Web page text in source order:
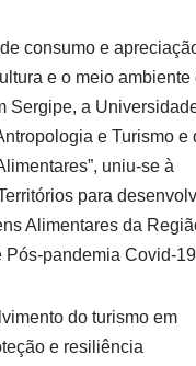
consumo e
e o meio ambiente
Sergipe, a
e Turismo e
uniu-se à
para
Alimentares da
pandemia Covid-
do turismo em
e resiliência